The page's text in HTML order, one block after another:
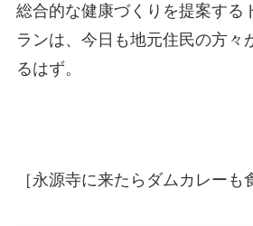
総合的な健康づくりを提案する
ランは、今日も地元住民の方々
るはず。
［永源寺に来たらダムカレーも